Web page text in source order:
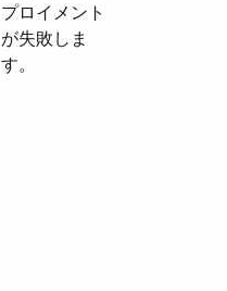
プロイメント
が失敗しま
す。